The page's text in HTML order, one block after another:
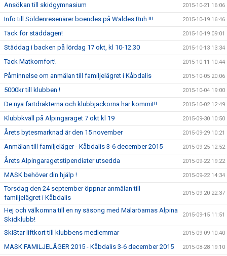
Ansökan till skidgymnasium 2015-10-21 16:06
Info till Söldenresenärer boendes på Waldes Ruh !!! 2015-10-19 16:46
Tack för städdagen! 2015-10-19 09:01
Städdag i backen på lördag 17 okt, kl 10-12.30 2015-10-13 13:34
Tack Matkomfort! 2015-10-11 10:44
Påminnelse om anmälan till familjelägret i Kåbdalis 2015-10-05 20:06
5000kr till klubben ! 2015-10-04 19:00
De nya fartdräkterna och klubbjackorna har kommit!! 2015-10-02 12:49
Klubbkväll på Alpingaraget 7 okt kl 19 2015-09-30 10:50
Årets bytesmarknad är den 15 november 2015-09-29 10:21
Anmälan till familjeläger - Kåbdalis 3-6 december 2015 2015-09-25 12:52
Årets Alpingaragetstipendiater utsedda 2015-09-22 19:22
MASK behöver din hjälp ! 2015-09-22 14:34
Torsdag den 24 september öppnar anmälan till
familjelägret i Kåbdalis
2015-09-20 22:37
Hej och välkomna till en ny säsong med Mälaröarnas Alpina
Skidklubb!
2015-09-15 11:51
SkiStar liftkort till klubbens medlemmar 2015-09-09 10:40
MASK FAMILJELÄGER 2015 - Kåbdalis 3-6 december 2015 2015-08-28 19:10